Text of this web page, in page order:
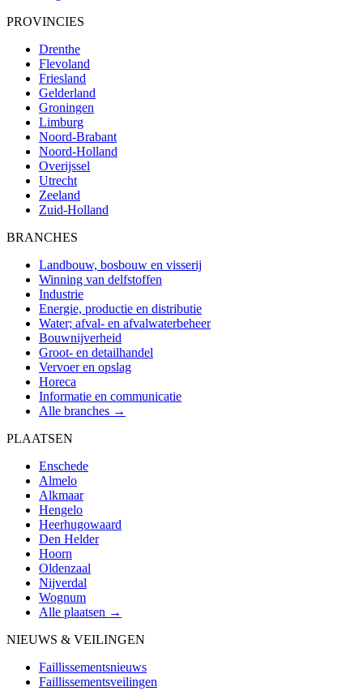
PROVINCIES
Drenthe
Flevoland
Friesland
Gelderland
Groningen
Limburg
Noord-Brabant
Noord-Holland
Overijssel
Utrecht
Zeeland
Zuid-Holland
BRANCHES
Landbouw, bosbouw en visserij
Winning van delfstoffen
Industrie
Energie, productie en distributie
Water; afval- en afvalwaterbeheer
Bouwnijverheid
Groot- en detailhandel
Vervoer en opslag
Horeca
Informatie en communicatie
Alle branches →
PLAATSEN
Enschede
Almelo
Alkmaar
Hengelo
Heerhugowaard
Den Helder
Hoorn
Oldenzaal
Nijverdal
Wognum
Alle plaatsen →
NIEUWS & VEILINGEN
Faillissementsnieuws
Faillissementsveilingen